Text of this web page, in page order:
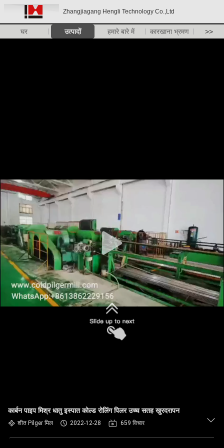
Zhangjiagang Hengli Technology Co.,Ltd
घर उत्पादों हमारे बारे में कारखाना भ्रमण >>
कार्बन पाइप मिश्र धातु इस्पात कोल्ड रोलिंग पिलर उच्च सतह खुरदरापन
शीत Pilger मिल 2022-12-28 659 विचार